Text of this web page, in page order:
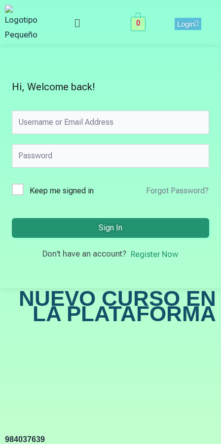
Skip
to
content
Menu 0 Login
Hi, Welcome back!
Keep me signed in Forgot Password?
Sign In
Don't have an account? Register Now
NUEVO CURSO EN
LA PLATAFORMA
984037639